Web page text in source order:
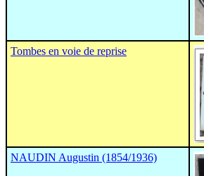
Tombes en voie de reprise
NAUDIN Augustin (1854/1936)